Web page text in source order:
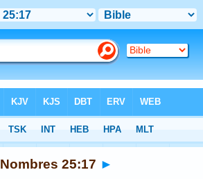
Nombres 25:17 ►